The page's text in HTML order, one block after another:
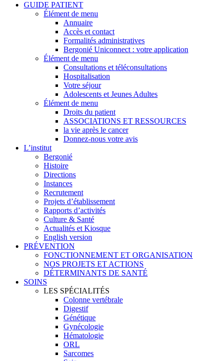
GUIDE PATIENT
Élément de menu
Annuaire
Accès et contact
Formalités administratives
Bergonié Uniconnect : votre application
Élément de menu
Consultations et téléconsultations
Hospitalisation
Votre séjour
Adolescents et Jeunes Adultes
Élément de menu
Droits du patient
ASSOCIATIONS ET RESSOURCES
la vie après le cancer
Donnez-nous votre avis
L’institut
Bergonié
Histoire
Directions
Instances
Recrutement
Projets d’établissement
Rapports d’activités
Culture & Santé
Actualités et Kiosque
English version
PRÉVENTION
FONCTIONNEMENT ET ORGANISATION
NOS PROJETS ET ACTIONS
DÉTERMINANTS DE SANTÉ
SOINS
LES SPÉCIALITÉS
Colonne vertébrale
Digestif
Génétique
Gynécologie
Hématologie
ORL
Sarcomes